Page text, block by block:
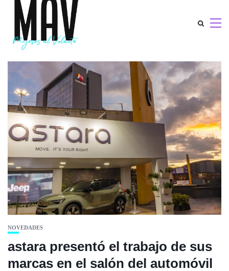
NOVEDADES
astara presentó el trabajo de sus
marcas en el salón del automóvil